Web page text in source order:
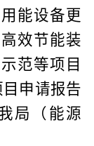
能设备更
效节能装
范等项目
申请报告
局（能源